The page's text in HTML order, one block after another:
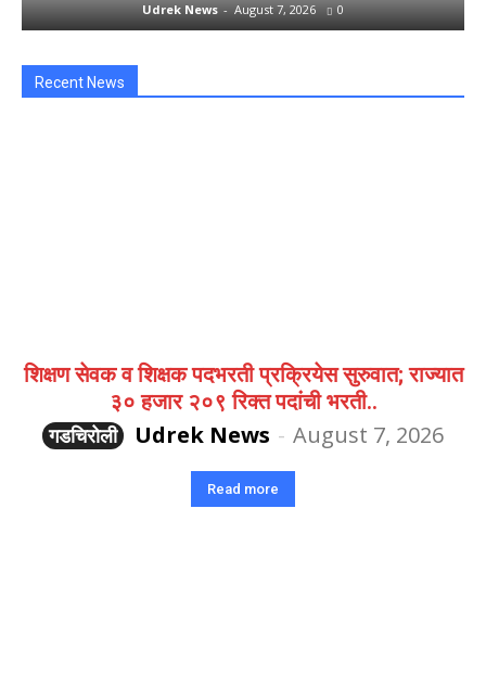
Udrek News - August 7, 2026 0
Recent News
शिक्षण सेवक व शिक्षक पदभरती प्रक्रियेस सुरुवात; राज्यात
३० हजार २०९ रिक्त पदांची भरती..
गडचिरोली
Udrek News - August 7, 2026
Read more